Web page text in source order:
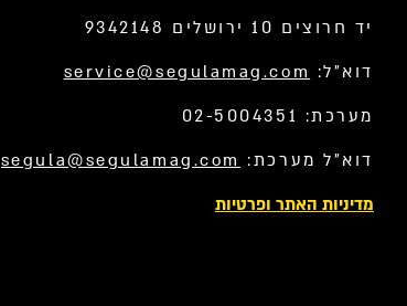
יד חרוצים 10 ירושלים 9342148
דוא”ל: service@segulamag.com
מערכת: 02-5004351
דוא”ל מערכת: segula@segulamag.com
מדיניות האתר ופרטיות